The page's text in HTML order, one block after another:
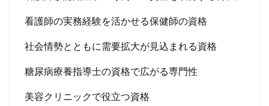
看護師の実務経験を活かせる保健師の資格
社会情勢とともに需要拡大が見込まれる資格
糖尿病療養指導士の資格で広がる専門性
美容クリニックで役立つ資格